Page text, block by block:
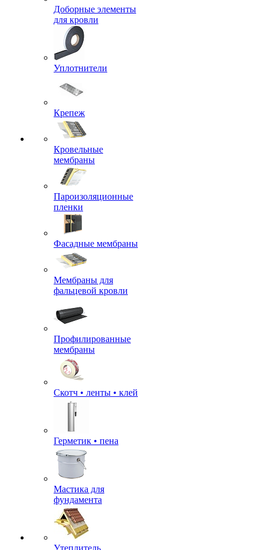
Доборные элементы
для кровли
Уплотнители
Крепеж
Кровельные
мембраны
Пароизоляционные
пленки
Фасадные мембраны
Мембраны для
фальцевой кровли
Профилированные
мембраны
Скотч • ленты • клей
Герметик • пена
Мастика для
фундамента
Утеплитель